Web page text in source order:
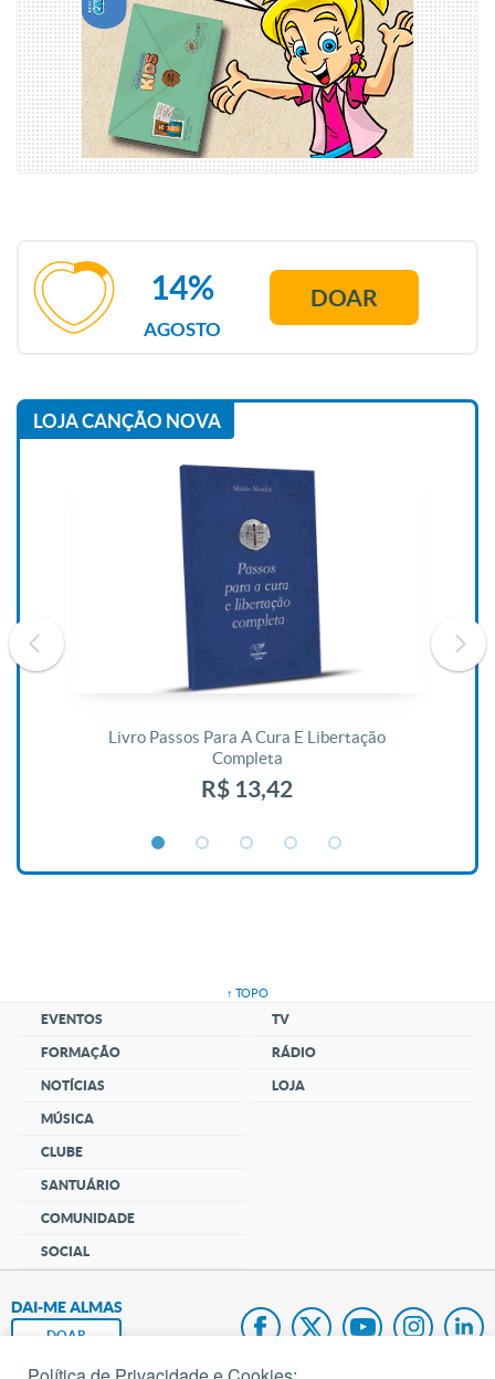
AGOSTO
14% DOAR
LOJA CANÇÃO NOVA
Livro Passos Para A Cura E Libertação
Completa
R$ 13,42
↑ TOPO
EVENTOS
FORMAÇÃO
NOTÍCIAS
MÚSICA
CLUBE
SANTUÁRIO
COMUNIDADE
SOCIAL
TV
RÁDIO
LOJA
DAI-ME ALMAS
DOAR